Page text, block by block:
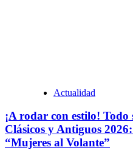
Actualidad
¡A rodar con estilo! Todo
Clásicos y Antiguos
“Mujeres al Volante”